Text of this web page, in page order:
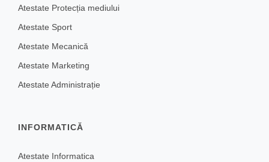
Atestate Protecția mediului
Atestate Sport
Atestate Mecanică
Atestate Marketing
Atestate Administrație
INFORMATICĂ
Atestate Informatica